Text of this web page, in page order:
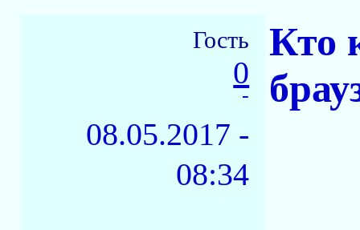
Гость
0
-
08.05.2017 -
08:34
Кто